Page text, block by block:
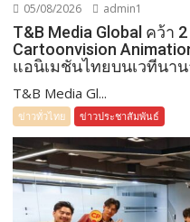
05/08/2026 admin1
T&B Media Global คว้า
Cartoonvision
แอนิเมชันไทยบนเวทีนา
T&B Media Gl...
ข่าวทั่วไทย ข่าวประชาสัมพันธ์